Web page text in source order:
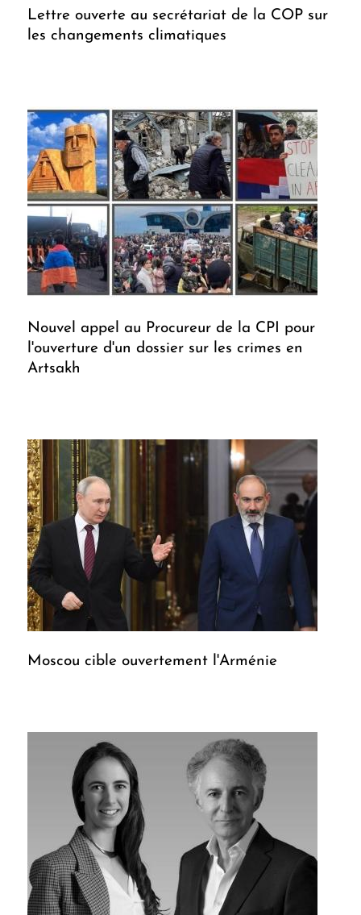
Lettre ouverte au secrétariat de la COP sur
les changements climatiques
Nouvel appel au Procureur de la CPI pour
l'ouverture d'un dossier sur les crimes en
Artsakh
Moscou cible ouvertement l'Arménie